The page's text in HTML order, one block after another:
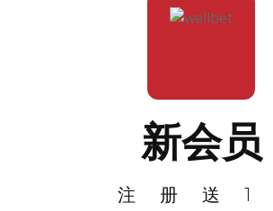
新会员
注册送